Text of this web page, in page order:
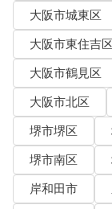
大阪市城東区
大阪市東住吉区
大阪市鶴見区
大阪市北区
堺市堺区
堺市南区
岸和田市